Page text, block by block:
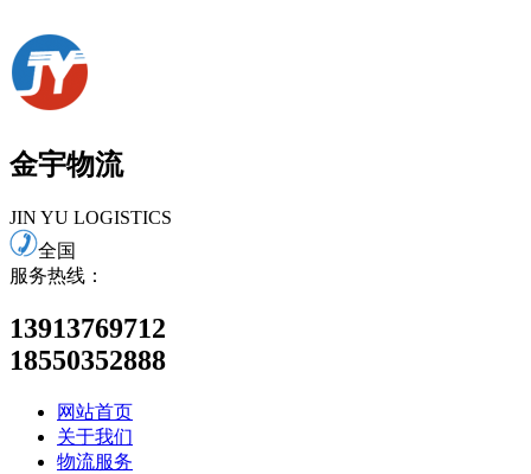
金宇物流
JIN YU LOGISTICS
全国
服务热线：
13913769712
18550352888
网站首页
关于我们
物流服务